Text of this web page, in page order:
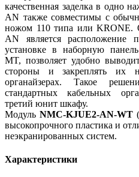
качественная заделка в одно
AN также совместимы с
ножом 110 типа или KRONE.
AN является расположение
установке в наборную
MT, позволяет удобно
стороны и закреплять их
органайзерах. Такое
стандартных кабельных
третий юнит шкафу.
Модуль NMC-KJUE2-AN-WT
высокопрочного пластика и
неэкранированных систем.
Характеристики